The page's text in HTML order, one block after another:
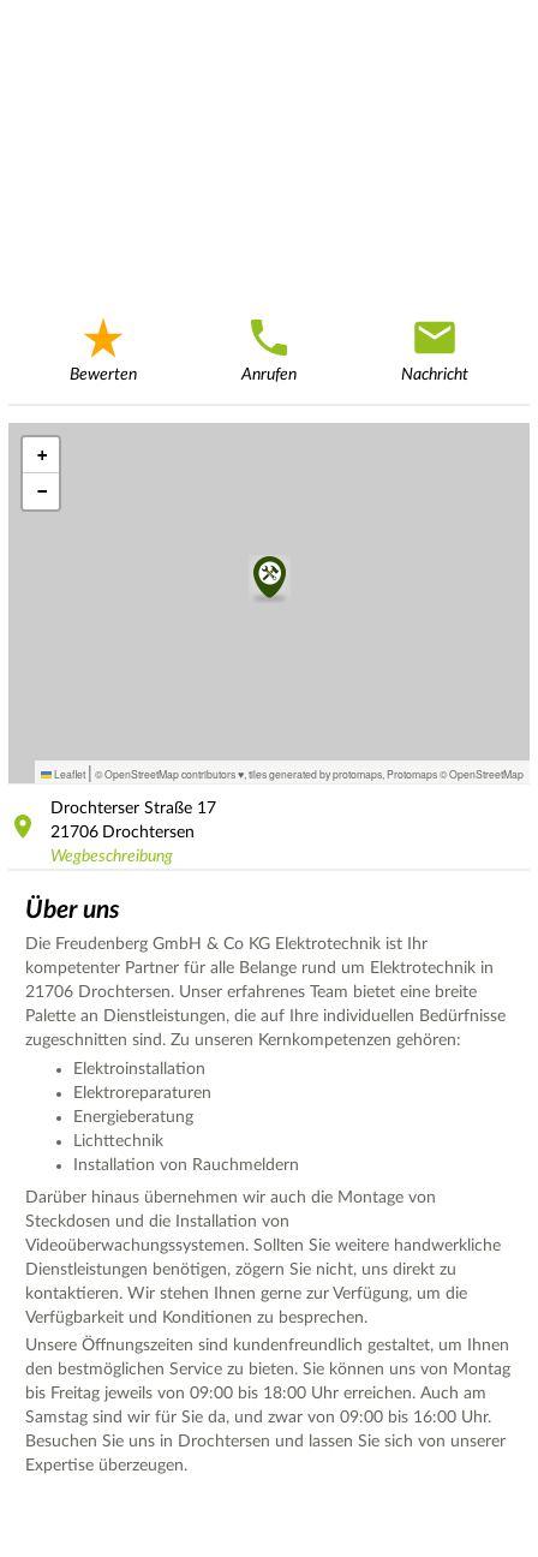
Bewerten Anrufen Nachricht
+
−
Leaflet | © OpenStreetMap contributors ♥, tiles generated by protomaps Protomaps©OpenStreetMap
Drochterser Straße 17
21706 Drochtersen
Wegbeschreibung
Über uns
Die Freudenberg GmbH & Co KG Elektrotechnik ist Ihr
kompetenter Partner für alle Belange rund um Elektrotechnik in
21706 Drochtersen. Unser erfahrenes Team bietet eine breite
Palette an Dienstleistungen, die auf Ihre individuellen Bedürfnisse
zugeschnitten sind. Zu unseren Kernkompetenzen gehören:
Elektroinstallation
Elektroreparaturen
Energieberatung
Lichttechnik
Installation von Rauchmeldern
Darüber hinaus übernehmen wir auch die Montage von
Steckdosen und die Installation von
Videoüberwachungssystemen. Sollten Sie weitere handwerkliche
Dienstleistungen benötigen, zögern Sie nicht, uns direkt zu
kontaktieren. Wir stehen Ihnen gerne zur Verfügung, um die
Verfügbarkeit und Konditionen zu besprechen.
Unsere Öffnungszeiten sind kundenfreundlich gestaltet, um Ihnen
den bestmöglichen Service zu bieten. Sie können uns von Montag
bis Freitag jeweils von 09:00 bis 18:00 Uhr erreichen. Auch am
Samstag sind wir für Sie da, und zwar von 09:00 bis 16:00 Uhr.
Besuchen Sie uns in Drochtersen und lassen Sie sich von unserer
Expertise überzeugen.